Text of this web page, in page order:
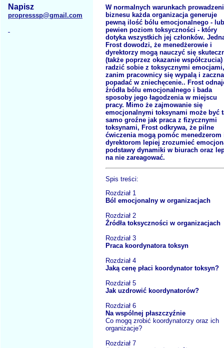
Napisz
propresssp@gmail.com
W normalnych warunkach
biznesu każda organizacja generuje
pewną ilość bólu emocjonalnego - lub
pewien poziom toksyczności - który
dotyka wszystkich jej członków.
Frost dowodzi, że menedżerowie i
dyrektorzy mogą nauczyć się
(także poprzez okazanie współczucia)
radzić sobie z toksycznymi emocjami,
zanim pracownicy się wypalą i zaczna
popadać w zniechęcenie.. Frost
źródła bólu emocjonalnego i bada
sposoby jego łagodzenia w miejscu
pracy. Mimo że zajmowanie się
emocjonalnymi toksynami może być
samo groźne jak praca z fizycznymi
toksynami, Frost odkrywa, że pilne
ćwiczenia mogą pomóc menedzerom
dyrektorom lepiej zrozumieć
podstawy dynamiki w biurach oraz
na nie zareagować.
Spis treści:
Rozdział 1
Ból emocjonalny w organizacjach
Rozdział 2
Źródła toksyczności w organizacjach
Rozdział 3
Praca koordynatora toksyn
Rozdział 4
Jaką cenę płaci koordynator toksyn?
Rozdział 5
Jak uzdrowić koordynatorów?
Rozdział 6
Na wspólnej płaszczyźnie
Co mogq zrobić koordynatorzy oraz ich
organizacje?
Rozdział 7